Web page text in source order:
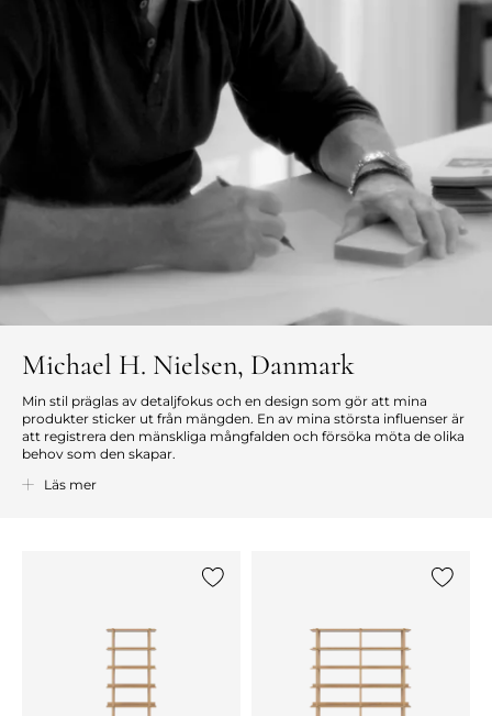
Michael H. Nielsen, Danmark
Min stil präglas av detaljfokus och en design som gör att mina
produkter sticker ut från mängden. En av mina största influenser är
att registrera den mänskliga mångfalden och försöka möta de olika
behov som den skapar.
Jag har alltid fascinerats av hantverket och interaktionen mellan
Läs mer